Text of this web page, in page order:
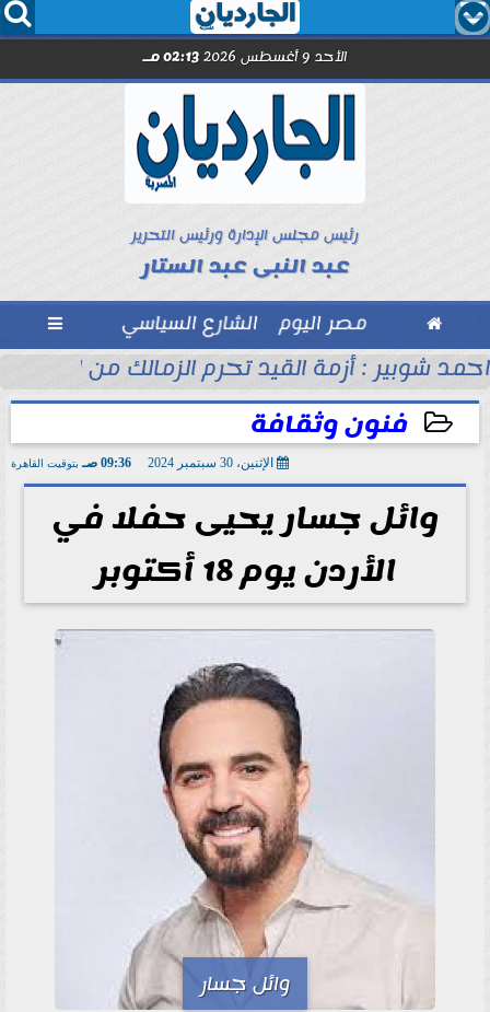
  
الأحد 9 أغسطس 2026 02:13 مـ
رئيس مجلس الإدارة ورئيس التحرير
عبد النبى عبد الستار
 مصر اليوم الشارع السياسي 
39
احمد شوبير : أزمة القيد تحرم الزمالك من
فنون وثقافة
الإثنين، 30 سبتمبر 2024 09:36 صـ بتوقيت القاهرة
وائل جسار يحيى حفلا في
الأردن يوم 18 أكتوبر
وائل جسار